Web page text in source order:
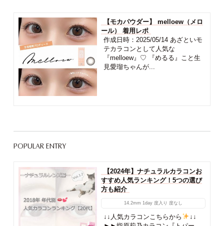
【モカパウダー】 melloew（メロ
ール） 着用レポ
作成日時：2025/05/14 あざといモ
テカラコンとして人気な
『melloew』♡ 『めるる』こと生
見愛瑠ちゃんが...
POPULAR ENTRY
【2024年】ナチュラルカラコンお
すすめ人気ランキング！5つの選び
方も紹介
14.2mm 1day 度入り 度なし
↓↓人気カラコンこちらから
↓↓